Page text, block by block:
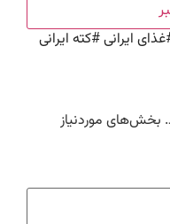
غذای ایرانی#کته ایرانی
بخش‌های موردنیاز